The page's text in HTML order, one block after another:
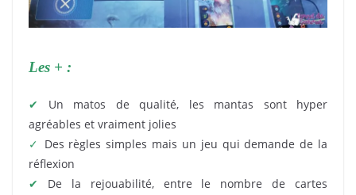
Les + :
✔ Un matos de qualité, les mantas sont hyper
agréables et vraiment jolies
✓ Des règles simples mais un jeu qui demande de la
réflexion
✔ De la rejouabilité, entre le nombre de cartes